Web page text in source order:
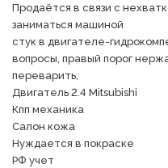
Продаётся в связи с
заниматься машиной
стук в двигателе-
вопросы, правый порог
переварить,
Двигатель 2.4 Mitsubishi
Кпп механика
Салон кожа
Нуждается в покраске
РФ учет